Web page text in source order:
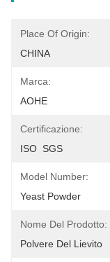
Place Of Origin:
CHINA
Marca:
AOHE
Certificazione:
ISO  SGS
Model Number:
Yeast Powder
Nome Del Prodotto:
Polvere Del Lievito